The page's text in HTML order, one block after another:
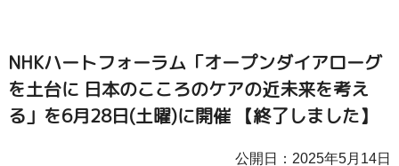
NHKハートフォーラム「オープンダイアローグ
を土台に 日本のこころのケアの近未来を考え
る」を6月28日(土曜)に開催 【終了しました】
公開日：2025年5月14日